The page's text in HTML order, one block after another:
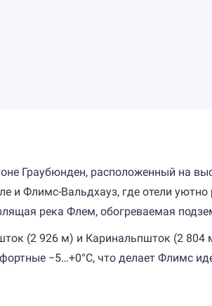
Граубюнден, расположенный на
Флимс-Вальдхауз, где отели
река Флем, обогреваемая
(2 926 м) и Каринальпшток (2
−5…+0°C, что делает Флимс